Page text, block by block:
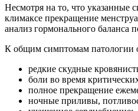
Несмотря на то, что указанные
климаксе прекращение
анализ гормонального
К общим симптомам патологии
редкие скудные
боли во время
полное прекращение
ночные приливы,